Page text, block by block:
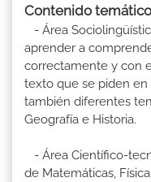
Contenido
- Área
aprender a
correctamente y con
texto que se piden en
también diferentes
Geografía e Historia.
- Área Científico-
de Matemáticas,